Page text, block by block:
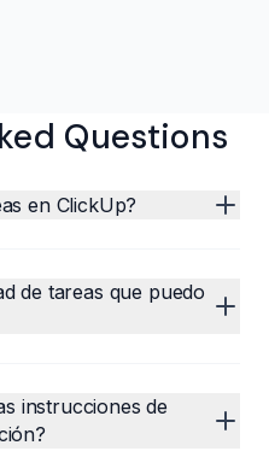
Questions
en ClickUp?
de tareas que puedo
instrucciones de